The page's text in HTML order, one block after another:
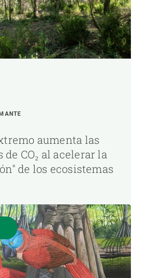
aumenta las
CO₂ al acelerar la
de los ecosistemas